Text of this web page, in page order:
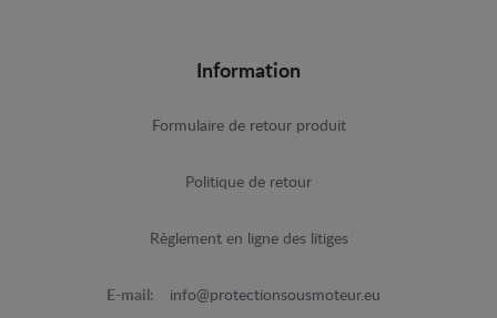
Information
Formulaire de retour produit
Politique de retour
Règlement en ligne des litiges
E-mail: info@protectionsousmoteur.eu